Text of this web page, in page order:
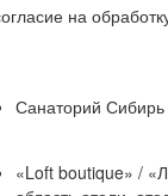
на
Санаторий
«Loft boutique» /